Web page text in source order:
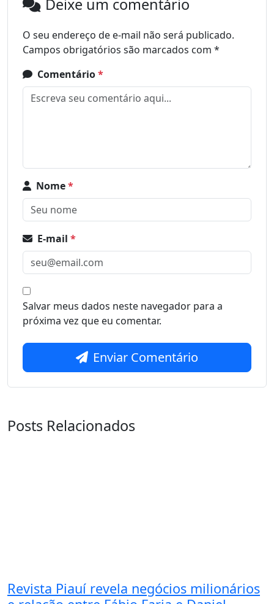
Deixe um comentário
O seu endereço de e-mail não será publicado.
Campos obrigatórios são marcados com *
Comentário*
Nome*
E-mail *
Salvar meus dados neste navegador para a
próxima vez que eu comentar.
Enviar Comentário
Posts Relacionados
Revista Piauí revela negócios milionários